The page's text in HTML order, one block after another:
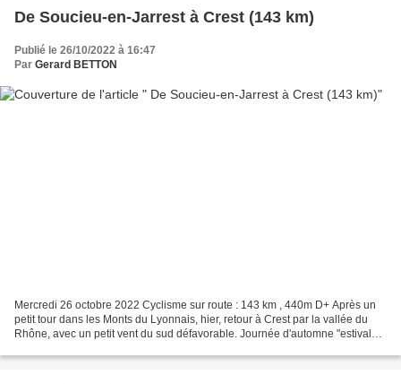
De Soucieu-en-Jarrest à Crest (143 km)
Publié le 26/10/2022 à 16:47
Par Gerard BETTON
Mercredi 26 octobre 2022 Cyclisme sur route : 143 km , 440m D+ Après un
petit tour dans les Monts du Lyonnais, hier, retour à Crest par la vallée du
Rhône, avec un petit vent du sud défavorable. Journée d'automne "estivale"